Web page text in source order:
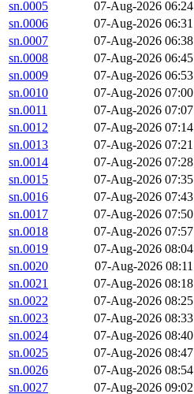
sn.0005
07-Aug-2026 06:24
sn.0006
07-Aug-2026 06:31
sn.0007
07-Aug-2026 06:38
sn.0008
07-Aug-2026 06:45
sn.0009
07-Aug-2026 06:53
sn.0010
07-Aug-2026 07:00
sn.0011
07-Aug-2026 07:07
sn.0012
07-Aug-2026 07:14
sn.0013
07-Aug-2026 07:21
sn.0014
07-Aug-2026 07:28
sn.0015
07-Aug-2026 07:35
sn.0016
07-Aug-2026 07:43
sn.0017
07-Aug-2026 07:50
sn.0018
07-Aug-2026 07:57
sn.0019
07-Aug-2026 08:04
sn.0020
07-Aug-2026 08:11
sn.0021
07-Aug-2026 08:18
sn.0022
07-Aug-2026 08:25
sn.0023
07-Aug-2026 08:33
sn.0024
07-Aug-2026 08:40
sn.0025
07-Aug-2026 08:47
sn.0026
07-Aug-2026 08:54
sn.0027
07-Aug-2026 09:02